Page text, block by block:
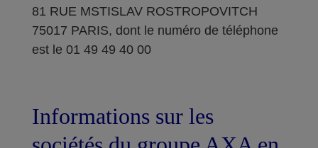
81 RUE MSTISLAV ROSTROPOVITCH
75017 PARIS, dont le numéro de téléphone
est le 01 49 49 40 00
Informations sur les